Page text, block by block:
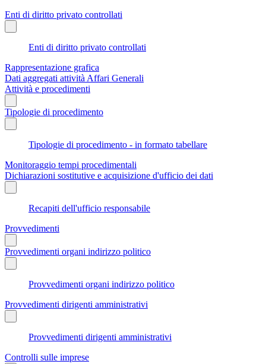
Enti di diritto privato controllati
Enti di diritto privato controllati
Rappresentazione grafica
Dati aggregati attività Affari Generali
Attività e procedimenti
Tipologie di procedimento
Tipologie di procedimento - in formato tabellare
Monitoraggio tempi procedimentali
Dichiarazioni sostitutive e acquisizione d'ufficio dei dati
Recapiti dell'ufficio responsabile
Provvedimenti
Provvedimenti organi indirizzo politico
Provvedimenti organi indirizzo politico
Provvedimenti dirigenti amministrativi
Provvedimenti dirigenti amministrativi
Controlli sulle imprese